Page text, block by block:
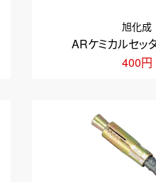
ARケミカルセッ
旭化成
400円